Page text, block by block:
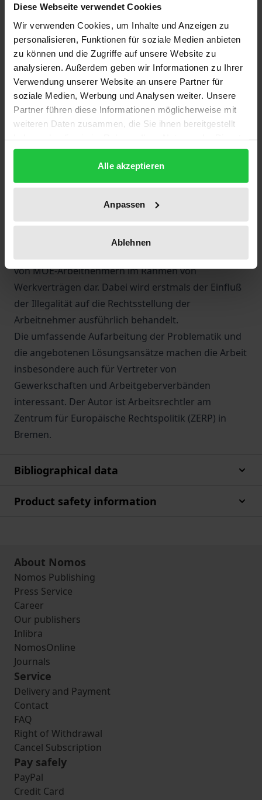
Diese Webseite verwendet Cookies
Wir verwenden Cookies, um Inhalte und Anzeigen zu
personalisieren, Funktionen für soziale Medien anbieten
zu können und die Zugriffe auf unsere Website zu
analysieren. Außerdem geben wir Informationen zu Ihrer
Verwendung unserer Website an unsere Partner für
soziale Medien, Werbung und Analysen weiter. Unsere
Partner führen diese Informationen möglicherweise mit
weiteren Daten zusammen, die Sie ihnen bereitgestellt
gesammelt haben.
Alle akzeptieren
Anpassen
Ablehnen
Der Beitritt von Staaten Mittel- und Osteuropas
(MOE) zur Europäischen Union ist eines der
zentralen Themen der Fortentwicklung der
Gemeinschaft. Nach dem Willen der Bundesrepublik
soll die Möglichkeit einer Beschäftigung von MOE-
Arbeitnehmern im Rahmen von Werkverträgen
einen Beitrag zur Vorbereitung des Beitritts leisten.
von MOE-Werkvertragsarbeitnehmern und setzt
sich mit den daraus resultierenden
Rechtsproblemen auf nationaler, völker- und
gemeinschaftsrechtlicher Ebene auseinander.
Zudem stellt der Verfasser die Formen und
von MOE-Arbeitnehmern im Rahmen von
Werkverträgen dar. Dabei wird erstmals der Einfluß
der Illegalität auf die Rechtsstellung der
Arbeitnehmer ausführlich behandelt.
Die umfassende Aufarbeitung der Problematik und
die angebotenen Lösungsansätze machen die Arbeit
insbesondere auch für Vertreter von
Gewerkschaften und Arbeitgeberverbänden
interessant. Der Autor ist Arbeitsrechtler am
Zentrum für Europäische Rechtspolitik (ZERP) in
Bremen.
Bibliographical data
Product safety information
About Nomos
Nomos Publishing
Press Service
Career
Our publishers
Inlibra
NomosOnline
Journals
Service
Delivery and Payment
Contact
FAQ
Right of Withdrawal
Cancel Subscription
Pay safely
PayPal
Credit Card